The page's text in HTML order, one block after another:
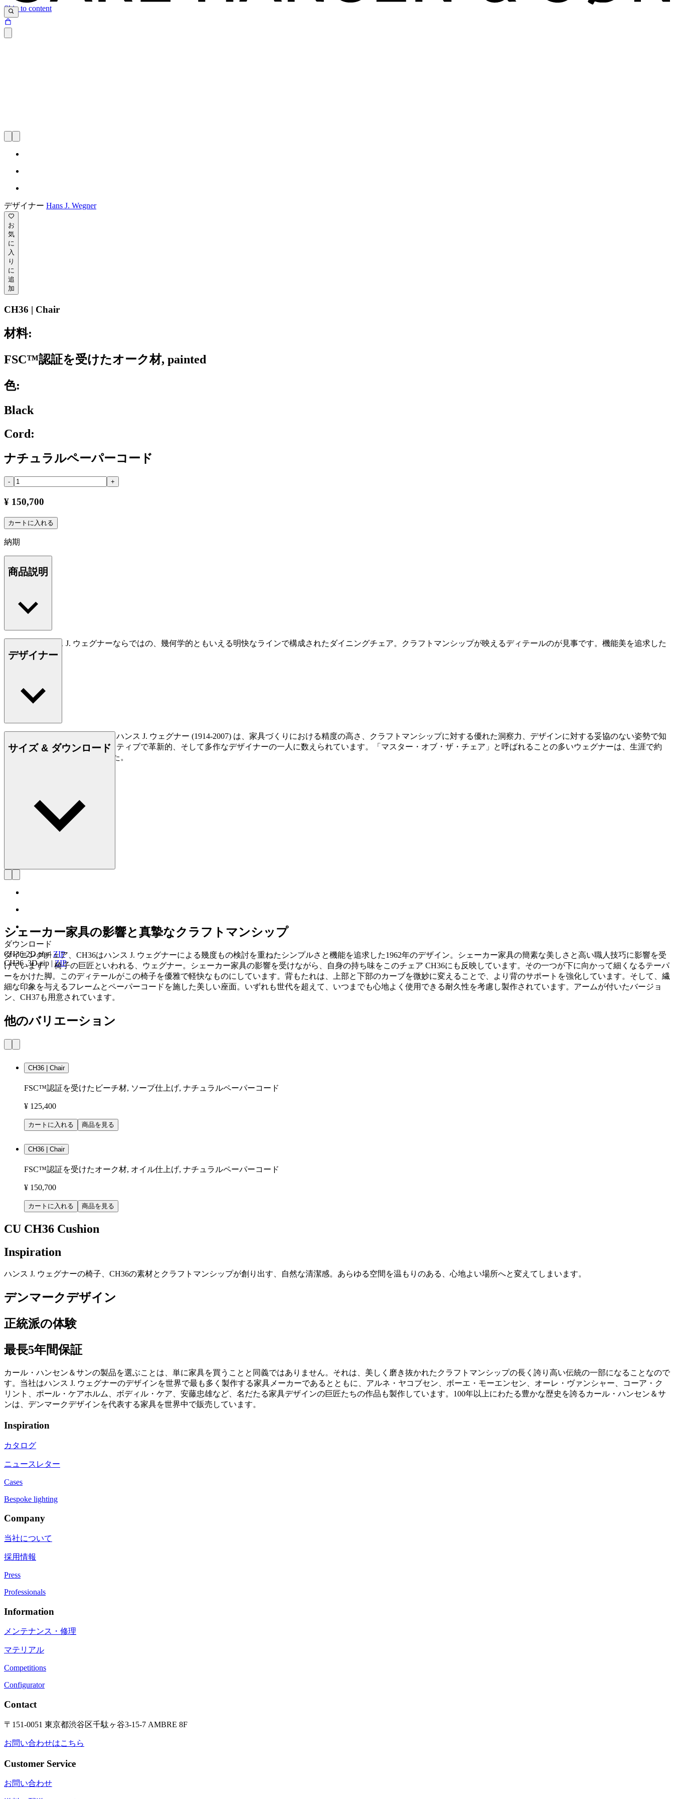
Skip to content
デザイナー Hans J. Wegner
お
気
に
入
り
に
追
加
CH36 | Chair
材料:
FSC™認証を受けたオーク材, painted
色:
Black
Cord:
ナチュラルペーパーコード
- +
¥ 150,700
カートに入れる
納期
商品説明
CH36は、ハンス J. ウェグナーならではの、幾何学的ともいえる明快なラインで構成されたダイニングチェア。クラフトマンシップが映えるディテールのが見事です。機能美を追求した
一脚です。
デザイナー
デンマークの家具デザイナー、ハンス J. ウェグナー (1914-2007) は、家具づくりにおける精度の高さ、クラフトマンシップに対する優れた洞察力、デザインに対する妥協のない姿勢で知
られており、史上最もクリエイティブで革新的、そして多作なデザイナーの一人に数えられています。「マスター・オブ・ザ・チェア」と呼ばれることの多いウェグナーは、生涯で約
500点もの椅子を創り出しました。
サイズ & ダウンロード
ダウンロード
CH36-2D.zip| ZIP
CH36_3D.zip |ZIP
シェーカー家具の影響と真摯なクラフトマンシップ
ダイニングチェア、CH36はハンス J. ウェグナーによる幾度もの検討を重ねたシンプルさと機能を追求した1962年のデザイン。シェーカー家具の簡素な美しさと高い職人技巧に影響を受
けています。 椅子の巨匠といわれる、ウェグナー。シェーカー家具の影響を受けながら、自身の持ち味をこのチェア CH36にも反映しています。その一つが下に向かって細くなるテーパ
ーをかけた脚。このディテールがこの椅子を優雅で軽快なものにしています。背もたれは、上部と下部のカーブを微妙に変えることで、より背のサポートを強化しています。そして、繊
細な印象を与えるフレームとペーパーコードを施した美しい座面。いずれも世代を超えて、いつまでも心地よく使用できる耐久性を考慮し製作されています。アームが付いたバージョ
ン、CH37も用意されています。
他のバリエーション
CH36 | Chair
FSC™認証を受けたビーチ材, ソープ仕上げ, ナチュラルペーパーコード
¥ 125,400
カートに入れる 商品を見る
CH36 | Chair
FSC™認証を受けたオーク材, オイル仕上げ, ナチュラルペーパーコード
¥ 150,700
カートに入れる 商品を見る
CU CH36 Cushion
Inspiration
ハンス J. ウェグナーの椅子、CH36の素材とクラフトマンシップが創り出す、自然な清潔感。あらゆる空間を温もりのある、心地よい場所へと変えてしまいます。
デンマークデザイン
正統派の体験
最長5年間保証
カール・ハンセン＆サンの製品を選ぶことは、単に家具を買うことと同義ではありません。それは、美しく磨き抜かれたクラフトマンシップの長く誇り高い伝統の一部になることなので
す。当社はハンス J. ウェグナーのデザインを世界で最も多く製作する家具メーカーであるとともに、アルネ・ヤコブセン、ボーエ・モーエンセン、オーレ・ヴァンシャー、コーア・ク
リント、ポール・ケアホルム、ボディル・ケア、安藤忠雄など、名だたる家具デザインの巨匠たちの作品も製作しています。100年以上にわたる豊かな歴史を誇るカール・ハンセン＆サ
ンは、デンマークデザインを代表する家具を世界中で販売しています。
Inspiration
カタログ
ニュースレター
Cases
Bespoke lighting
Company
当社について
採用情報
Press
Professionals
Information
メンテナンス・修理
マテリアル
Competitions
Configurator
Contact
〒151-0051 東京都渋谷区千駄ヶ谷3-15-7 AMBRE 8F
お問い合わせはこちら
Customer Service
お問い合わせ